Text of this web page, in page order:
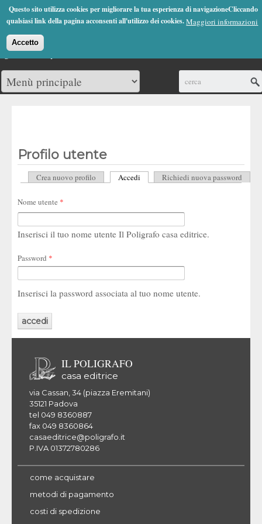
Questo sito utilizza cookies per migliorare la tua esperienza di navigazioneCliccando
qualsiasi link della pagina acconsenti all'utilizzo dei cookies.Maggiori informazioni
Accetto
Jump to Navigation
(0)
Profilo utente
Schede primarie
Crea nuovo profilo Accedi (scheda attiva)
Richiedi nuova password
Nome utente *
Inserisci il tuo nome utente Il Poligrafo casa editrice.
Password *
Inserisci la password associata al tuo nome utente.
IL POLIGRAFO
casa editrice
via Cassan, 34 (piazza Eremitani)
35121 Padova
tel 049 8360887
fax 049 8360864
casaeditrice@poligrafo.it
P.IVA 01372780286
come acquistare
metodi di pagamento
costi di spedizione